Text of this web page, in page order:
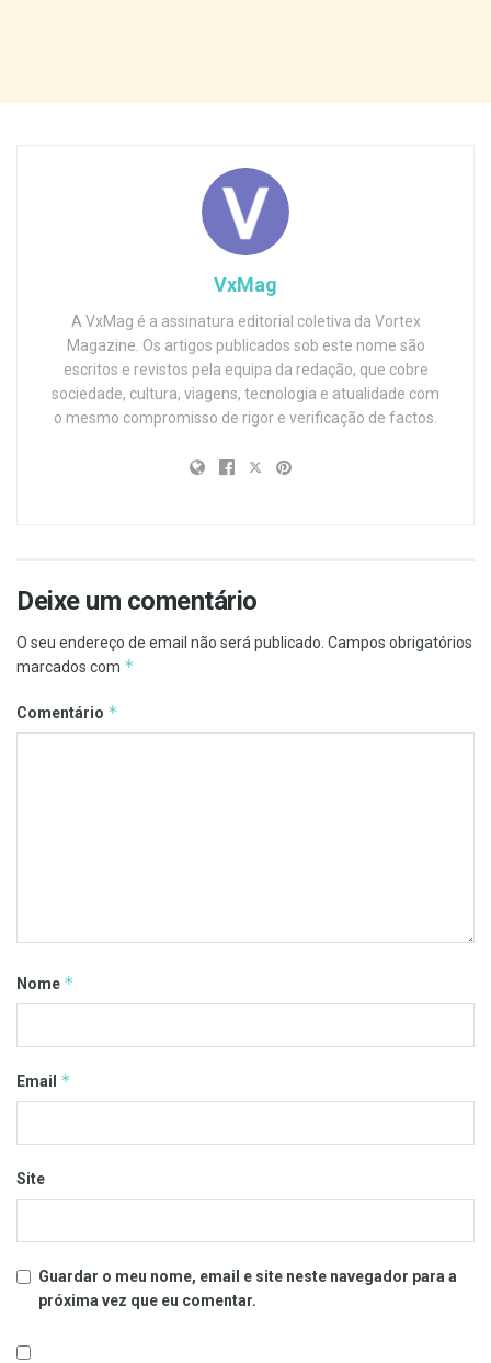
VxMag
A VxMag é a assinatura editorial coletiva da Vortex
Magazine. Os artigos publicados sob este nome são
escritos e revistos pela equipa da redação, que cobre
sociedade, cultura, viagens, tecnologia e atualidade com
o mesmo compromisso de rigor e verificação de factos.
Deixe um comentário
O seu endereço de email não será publicado. Campos obrigatórios
marcados com *
Comentário *
Nome *
Email *
Site
Guardar o meu nome, email e site neste navegador para a
próxima vez que eu comentar.